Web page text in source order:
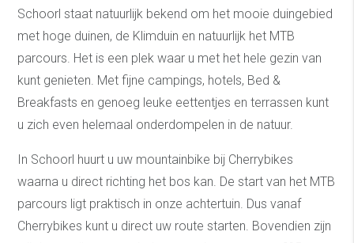
Schoorl staat natuurlijk bekend om het mooie duingebied
met hoge duinen, de Klimduin en natuurlijk het MTB
parcours. Het is een plek waar u met het hele gezin van
kunt genieten. Met fijne campings, hotels, Bed &
Breakfasts en genoeg leuke eettentjes en terrassen kunt
u zich even helemaal onderdompelen in de natuur.
In Schoorl huurt u uw mountainbike bij Cherrybikes
waarna u direct richting het bos kan. De start van het MTB
parcours ligt praktisch in onze achtertuin. Dus vanaf
Cherrybikes kunt u direct uw route starten. Bovendien zijn